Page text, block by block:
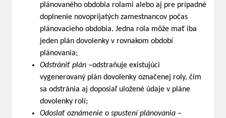
plánovaného obdobia rolami alebo aj pre prípadné
doplnenie novoprijatých zamestnancov počas
plánovacieho obdobia. Jedna rola môže mať iba
jeden plán dovolenky v rovnakom období
plánovania;
Odstrániť plán –odstraňuje existujúci
vygenerovaný plán dovolenky označenej roly, čím
sa odstránia aj doposiaľ uložené údaje v pláne
dovolenky rolí;
Odoslať oznámenie o spustení plánovania –